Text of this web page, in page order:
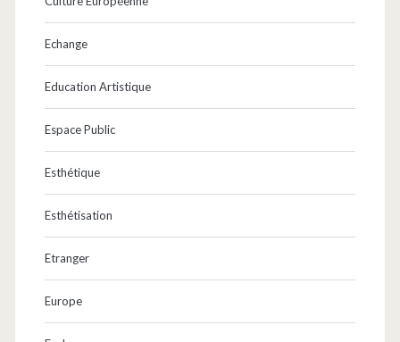
Echange
Education Artistique
Espace Public
Esthétique
Esthétisation
Etranger
Europe